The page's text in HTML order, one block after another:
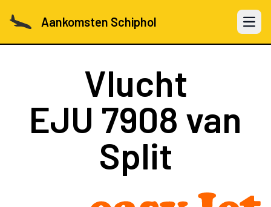
Aankomsten Schiphol Open
Vlucht
EJU 7908 van
Split